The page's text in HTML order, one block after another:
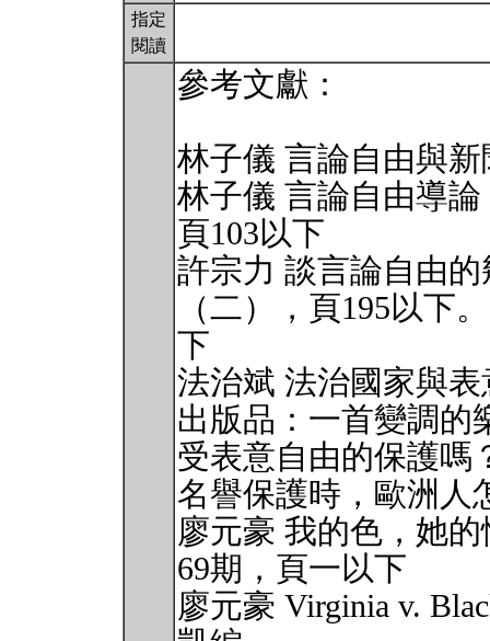
指定
閱讀
參考文獻：
林子儀 言論自由與
林子儀 言論自由導
頁103以下
許宗力 談言論自由
（二），頁195以下
下
法治斌 法治國家與
出版品：一首變調的
受表意自由的保護嗎
名譽保護時，歐洲人
廖元豪 我的色，她
69期，頁一以下
廖元豪 Virginia v.